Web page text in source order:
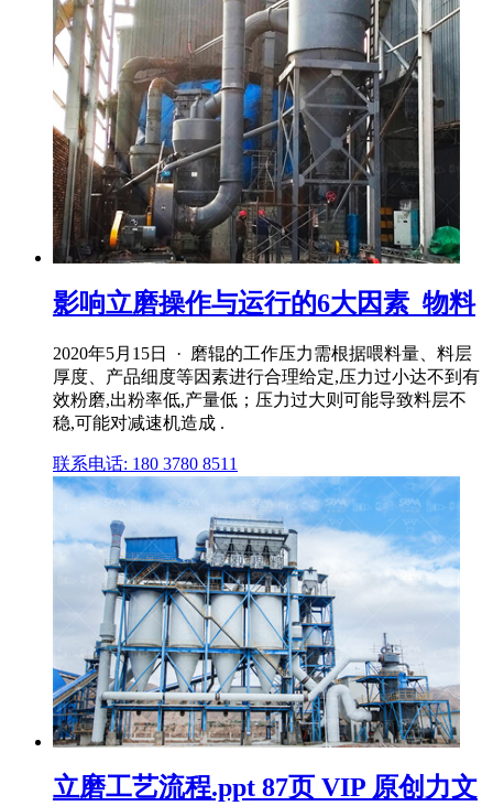
影响立磨操作与运行的6大因素_物料
2020年5月15日 · 磨辊的工作压力需根据喂料量、料层
厚度、产品细度等因素进行合理给定,压力过小达不到有
效粉磨,出粉率低,产量低；压力过大则可能导致料层不
稳,可能对减速机造成 .
联系电话: 180 3780 8511
立磨工艺流程.ppt 87页 VIP 原创力文